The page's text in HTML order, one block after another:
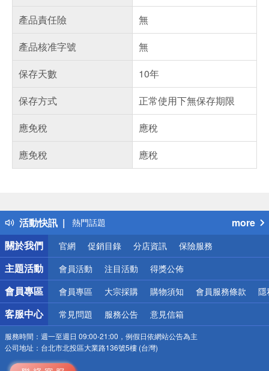
產品責任險
無
產品核准字號
無
保存天數
10年
保存方式
正常使用下無保存期限
應免稅
應稅
應免稅
應稅
活動快訊
得獎公告
熱門話題
銀行優惠
偏遠地區配送
詐騙網頁！請小心！
more
關於我們
官網 促銷目錄 分店資訊 保險服務
主題活動 會員活動 注目活動 得獎公佈
會員專區 會員專區 大宗採購 購物須知 會員服務條款 隱
客服中心 常見問題 服務公告 意見信箱
服務時間： 週一至週日 09:00-21:00，例假日依網站公告為主
公司地址： 台北市北投區大業路136號5樓 (台灣)